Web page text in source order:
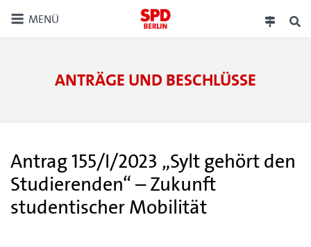
MENÜ
ANTRÄGE UND BESCHLÜSSE
Antrag 155/I/2023 „Sylt gehört den
Studierenden“ – Zukunft
studentischer Mobilität